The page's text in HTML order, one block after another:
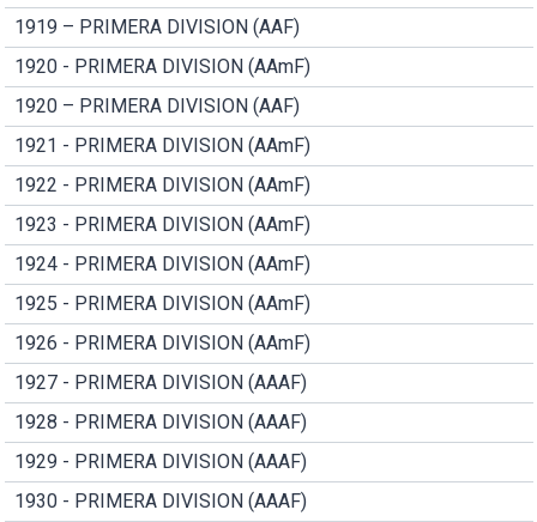
1919 – PRIMERA DIVISION (AAF)
1920 - PRIMERA DIVISION (AAmF)
1920 – PRIMERA DIVISION (AAF)
1921 - PRIMERA DIVISION (AAmF)
1922 - PRIMERA DIVISION (AAmF)
1923 - PRIMERA DIVISION (AAmF)
1924 - PRIMERA DIVISION (AAmF)
1925 - PRIMERA DIVISION (AAmF)
1926 - PRIMERA DIVISION (AAmF)
1927 - PRIMERA DIVISION (AAAF)
1928 - PRIMERA DIVISION (AAAF)
1929 - PRIMERA DIVISION (AAAF)
1930 - PRIMERA DIVISION (AAAF)